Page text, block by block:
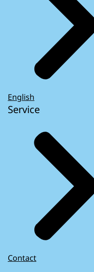
English
Service
Contact